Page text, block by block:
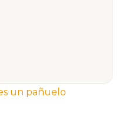
un pañuelo